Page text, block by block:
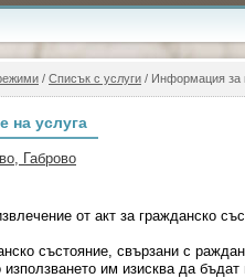
/ Списък с услуги / Информация за
на услуга
Габрово
от акт за гражданско
състояние, свързани с
използването им изисква да